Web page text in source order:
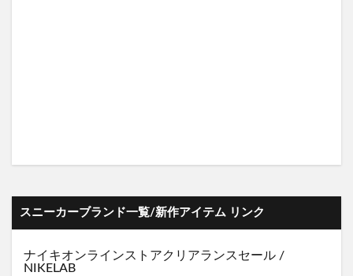
スニーカーブランド一覧/新作アイテム リンク
ナイキオンラインストアクリアランスセール /
NIKELAB